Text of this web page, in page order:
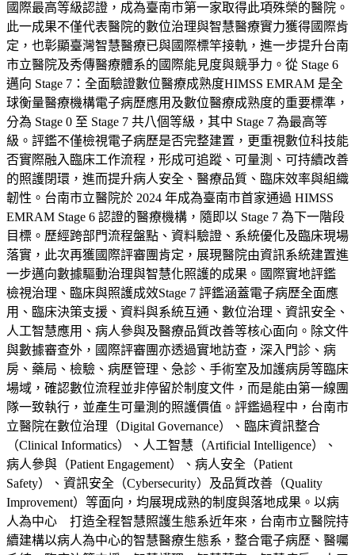
國際最高等級認證，成為臺南市第一家取得此項殊榮的醫院。
此一成果不僅代表醫院的數位治理與智慧醫療實力獲得國際肯
定，也彰顯臺灣智慧醫療已與國際標竿接軌，進一步提升台南
市立醫院及秀傳醫療體系的國際能見度與競爭力。從 Stage 6
邁向 Stage 7：全面驗證數位醫療成熟度HIMSS EMRAM 是全
球衡量醫療機構電子病歷應用及數位醫療成熟度的重要標準，
分為 Stage 0 至 Stage 7 共八個等級，其中 Stage 7 為最高等
級。評鑑不僅檢視電子病歷是否完整建置，更重視數位科技能
否實際融入臨床工作流程，形成可追蹤、可量測、可持續改善
的照護閉環，進而提升病人安全、醫療品質、臨床效率與組織
韌性。台南市立醫院於 2024 年成為臺南市首家通過 HIMSS
EMRAM Stage 6 認證的醫療機構，隨即以 Stage 7 為下一階段
目標。歷經跨部門流程盤點、資料驗證、系統優化及臨床現場
落實，此次再獲國際評審團肯定，展現醫院由資訊系統建置進
一步邁向數據驅動治理與智慧化照護的成果。國際實地評鑑
檢視治理、臨床與照護成效Stage 7 評鑑涵蓋電子病歷全面應
用、臨床決策支援、資料與系統互通、數位治理、資訊安全、
人工智慧應用、病人參與及醫療品質改善等核心面向。除文件
與數據審查外，國際評審團亦透過實地訪查，深入門診、病
房、藥局、檢驗、病歷管理、急診、手術室及加護病房等臨床
場域，確認數位流程並非停留於制度文件，而是能由第一線團
隊一致執行，並產生可量測的照護價值。評鑑過程中，台南市
立醫院在數位治理（Digital Governance）、臨床資訊整合
（Clinical Informatics）、人工智慧（Artificial Intelligence）、
病人參與（Patient Engagement）、病人安全（Patient
Safety）、資訊安全（Cybersecurity）及品質改善（Quality
Improvement）等面向，均展現成熟的制度與落地成果。以病
人為中心 打造全程智慧照護生態系近年來，台南市立醫院持
續建構以病人為中心的智慧醫療生態系，整合電子病歷、醫囑